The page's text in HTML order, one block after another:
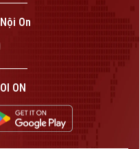
Truyền hình Hà Nội Giấy
2023
On
ON